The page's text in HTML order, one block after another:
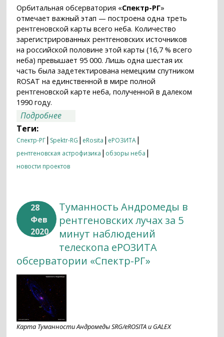
Орбитальная обсерватория «Спектр-РГ»
отмечает важный этап — построена одна треть
рентгеновской карты всего неба. Количество
зарегистрированных рентгеновских источников
на российской половине этой карты (16,7 % всего
неба) превышает 95 000. Лишь одна шестая их
часть была задетектирована немецким спутником
ROSAT на единственной в мире полной
рентгеновской карте неба, полученной в далеком
1990 году.
Подробнее
Теги:
Спектр-РГ| Spektr-RG | eRosita | еРОЗИТА|
рентгеновская астрофизика | обзоры неба |
новости проектов
28
Фев
2020
Туманность Андромеды в
рентгеновских лучах за 5
минут наблюдений
телескопа еРОЗИТА
обсерватории «Спектр-РГ»
Карта Туманности Андромеды SRG/eROSITA и GALEX